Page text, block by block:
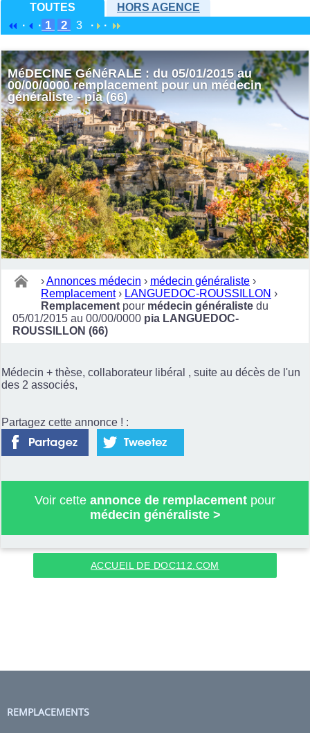
TOUTES
HORS AGENCE
·
· 1 2 3 · ·
MéDECINE GéNéRALE : du 05/01/2015 au
00/00/0000 remplacement pour un médecin
généraliste - pia (66)
›Annonces médecin › médecin généraliste ›
Remplacement › LANGUEDOC-ROUSSILLON ›
Remplacement pour médecin généraliste du
05/01/2015 au 00/00/0000 pia LANGUEDOC-
ROUSSILLON (66)
Médecin + thèse, collaborateur libéral , suite au décès de l'un
des 2 associés,
Partagez cette annonce ! :
Voir cette annonce de remplacement pour
médecin généraliste>
ACCUEIL DE DOC112.COM
REMPLACEMENTS